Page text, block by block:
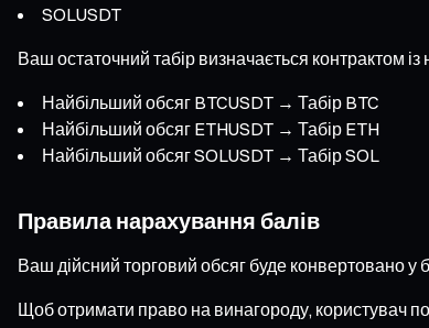
SOLUSDT
Ваш остаточний табір визначається контрактом
Найбільший обсяг BTCUSDT → Табір BTC
Найбільший обсяг ETHUSDT → Табір ETH
Найбільший обсяг SOLUSDT → Табір SOL
Правила нарахування балів
Ваш дійсний торговий обсяг буде конвертовано у
Щоб отримати право на винагороду, користувач